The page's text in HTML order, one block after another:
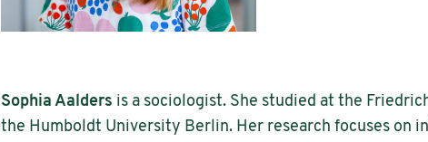
Sophia Aalders is a sociologist. She studied at the
the Humboldt University Berlin. Her research focuses on